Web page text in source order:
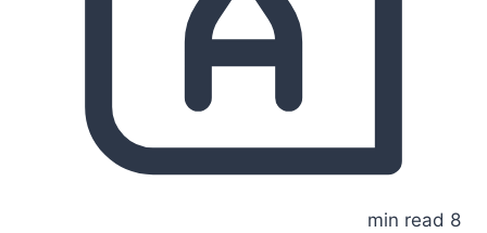
8 min read